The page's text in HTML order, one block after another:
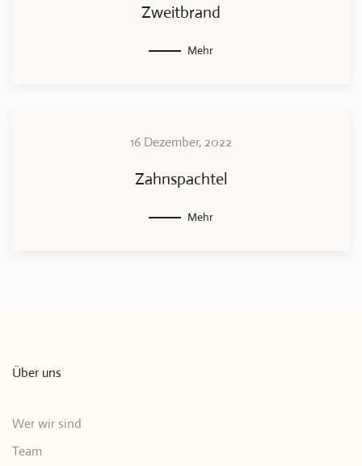
Zweitbrand
Mehr
16 Dezember, 2022
Zahnspachtel
Mehr
Über uns
Wer wir sind
Team